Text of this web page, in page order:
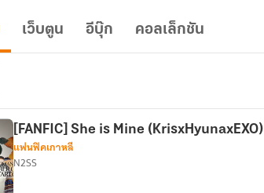
เว็บตูน อีบุ๊ก คอลเล็กชัน
[FANFIC] She is Mine (KrisxHyunaxEXO)
แฟนฟิคเกาหลี
N2SS